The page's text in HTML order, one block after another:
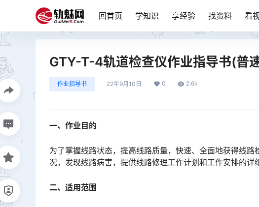
回首页 学知识 享经验 找资料 看
GTY-T-4轨道检查仪作业指导书(普
作业指导书 22年9月10日 0 2.6k
一、作业目的
为了掌握线路状态，提高线路质量，快速、全面地获得线
况，发现线路病害，提供线路修理工作计划和工作安排的详
二、适用范围